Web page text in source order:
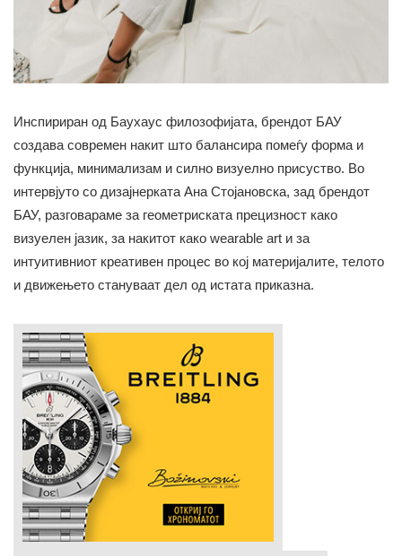
Инспириран од Баухаус филозофијата, брендот БАУ
создава современ накит што балансира помеѓу форма и
функција, минимализам и силно визуелно присуство. Во
интервјуто со дизајнерката Ана Стојановска, зад брендот
БАУ, разговараме за геометриската прецизност како
визуелен јазик, за накитот како wearable art и за
интуитивниот креативен процес во кој материјалите, телото
и движењето стануваат дел од истата приказна.